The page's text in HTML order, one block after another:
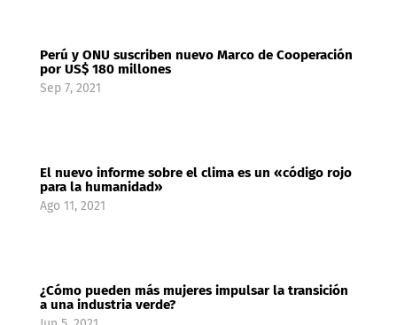
Perú y ONU suscriben nuevo Marco de Cooperación
por US$ 180 millones
Sep 7, 2021
El nuevo informe sobre el clima es un «código rojo
para la humanidad»
Ago 11, 2021
¿Cómo pueden más mujeres impulsar la transición
a una industria verde?